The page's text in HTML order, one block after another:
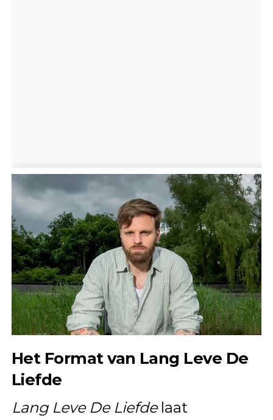
Het Format van Lang Leve De
Liefde
Lang Leve De Liefdelaat